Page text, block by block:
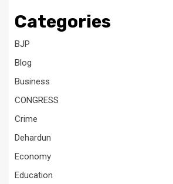
Categories
BJP
Blog
Business
CONGRESS
Crime
Dehardun
Economy
Education